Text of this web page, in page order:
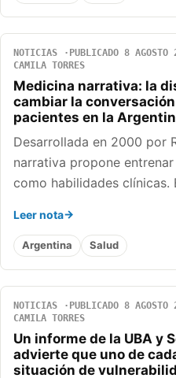
NOTICIAS PUBLICADO 8 AGOSTO
CAMILA TORRES
Medicina narrativa: la
cambiar la
pacientes en la
Desarrollada en 2000 por
narrativa propone
como habilidades clínicas.
Leer nota
Argentina Salud
NOTICIAS PUBLICADO 8 AGOSTO
CAMILA TORRES
Un informe de la UBA y
advierte que uno de
situación de